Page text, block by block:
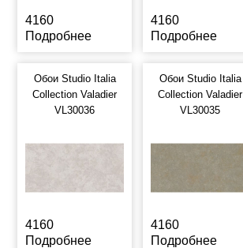
4160
Подробнее
4160
Подробнее
Обои Studio Italia
Collection Valadier
VL30036
4160
Подробнее
Обои Studio Italia
Collection Valadier
VL30035
4160
Подробнее